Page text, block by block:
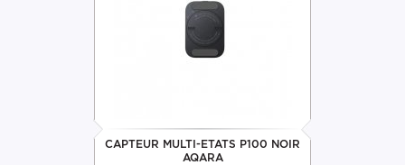
CAPTEUR MULTI-ETATS P100 NOIR
AQARA